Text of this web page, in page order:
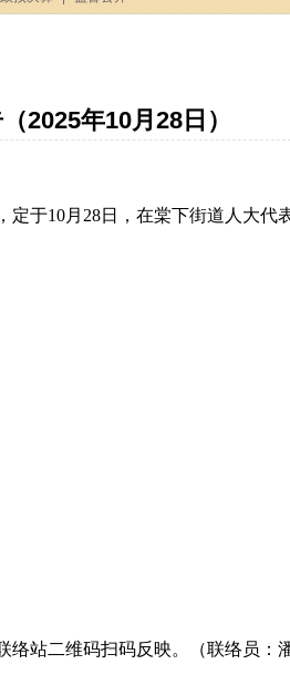
2025年10月28日）
于10月28日，在棠下街道人大代
络站二维码扫码反映。（联络员：